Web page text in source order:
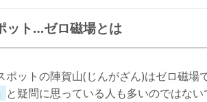
ット…ゼロ磁場とは
ットの陣賀山(じんがざん)はゼロ磁場
と疑問に思っている人も多いのではな